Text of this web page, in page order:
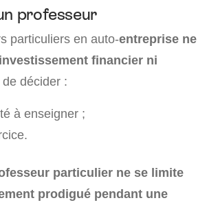
professeur
particuliers en auto-entreprise ne
financier ni
décider :
à enseigner ;
particulier ne se limite
prodigué pendant une